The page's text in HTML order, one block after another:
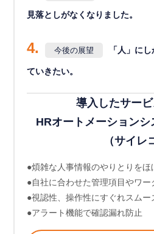
見落としがなくなりました。
4. 今後の展望 「人」に
ていきたい。
導入したサー
HRオートメーション
（サイレ
●煩雑な人事情報のやりとりをほ
●自社に合わせた管理項目やワ
●視認性、操作性にすぐれスムー
●アラート機能で確認漏れ防止